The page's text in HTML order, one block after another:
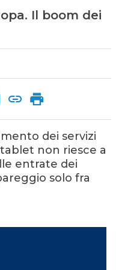
Il boom dei
dei servizi
non riesce a
entrate dei
solo fra